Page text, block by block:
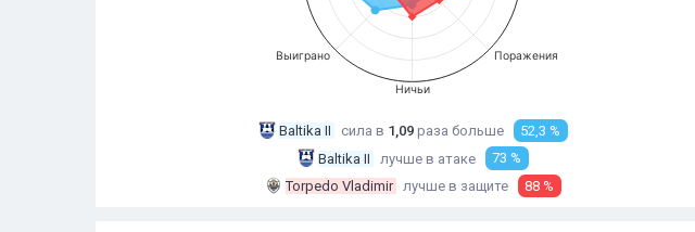
Поражения
Ничьи
Выиграно
Baltika II сила в 1,09 раза больше
52,3 %
Baltika II
лучше в атаке
73 %
Torpedo Vladimir лучше в защите 88 %